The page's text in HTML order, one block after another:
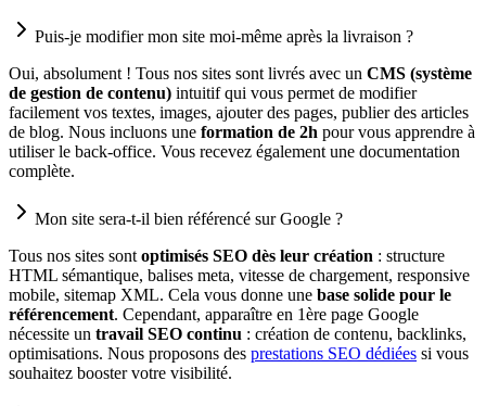
Puis-je modifier mon site moi-même après la livraison ?
Oui, absolument ! Tous nos sites sont livrés avec un CMS (système
de gestion de contenu) intuitif qui vous permet de modifier
facilement vos textes, images, ajouter des pages, publier des articles
de blog. Nous incluons une formation de 2h pour vous apprendre à
utiliser le back-office. Vous recevez également une documentation
complète.
Mon site sera-t-il bien référencé sur Google ?
Tous nos sites sont optimisés SEO dès leur création : structure
HTML sémantique, balises meta, vitesse de chargement, responsive
mobile, sitemap XML. Cela vous donne une base solide pour le
référencement. Cependant, apparaître en 1ère page Google
nécessite un travail SEO continu : création de contenu, backlinks,
optimisations. Nous proposons des prestations SEO dédiées si vous
souhaitez booster votre visibilité.